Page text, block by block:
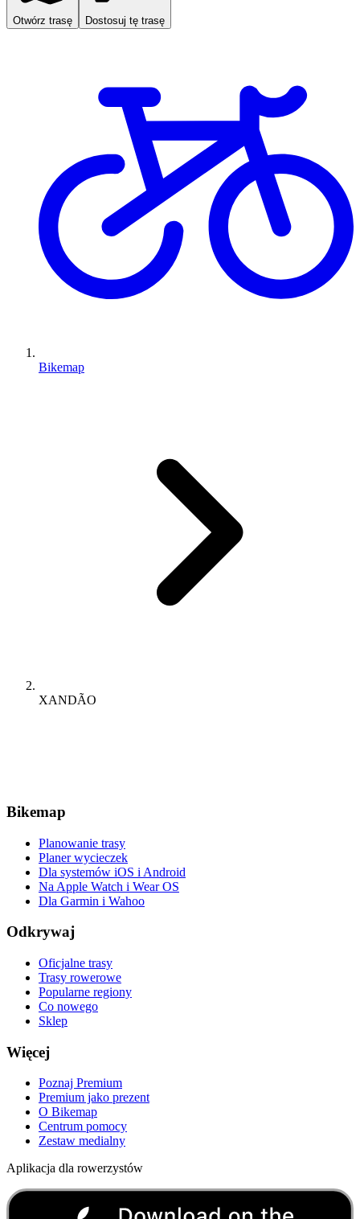
Otwórz trasę Dostosuj tę trasę
Bikemap
XANDÃO
Bikemap
Planowanie trasy
Planer wycieczek
Dla systemów iOS i Android
Na Apple Watch i Wear OS
Dla Garmin i Wahoo
Odkrywaj
Oficjalne trasy
Trasy rowerowe
Popularne regiony
Co nowego
Sklep
Więcej
Poznaj Premium
Premium jako prezent
O Bikemap
Centrum pomocy
Zestaw medialny
Aplikacja dla rowerzystów